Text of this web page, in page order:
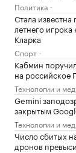
Политика
Стала
летнего
Кларка
Спорт
Кабмин
на российское
Технологии и
Gemini
закрытым
Технологии и
Число сбитых
дронов